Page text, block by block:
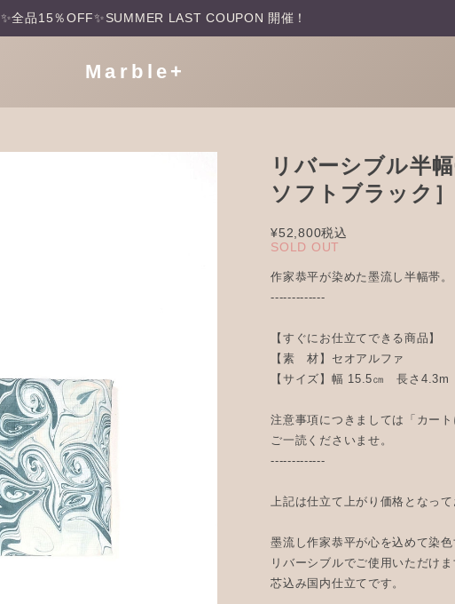
✨全品15％OFF✨SUMMER LAST COUPON 開催！
Marble+
リバーシブル半
ソフトブラック］
¥52,800税込
SOLD OUT
作家恭平が染めた墨流し半幅帯。
-------------
【すぐにお仕立てできる商品】
【素 材】セオアルファ
【サイズ】幅 15.5㎝ 長さ4.3m
注意事項につきましては「カー
ご一読くださいませ。
-------------
上記は仕立て上がり価格となって
墨流し作家恭平が心を込めて染色
リバーシブルでご使用いただけま
芯込み国内仕立てです。